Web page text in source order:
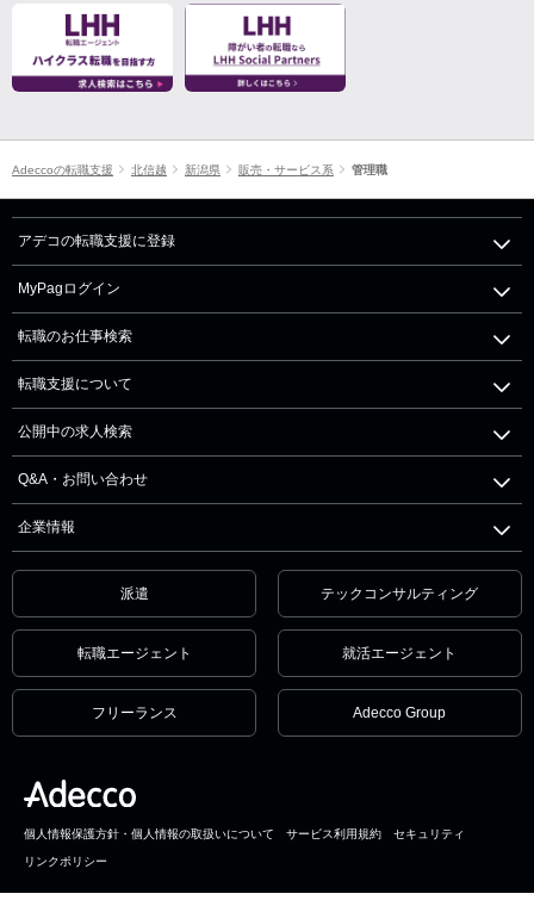
Adeccoの転職支援 北信越 新潟県 販売・サービス系 管理職
アデコの転職支援に登録
MyPagログイン
転職のお仕事検索
転職支援について
公開中の求人検索
Q&A・お問い合わせ
企業情報
派遣 テックコンサルティング
転職エージェント 就活エージェント
フリーランス Adecco Group
個人情報保護方針・個人情報の取扱いについて サービス利用規約 セキュリティ
リンクポリシー